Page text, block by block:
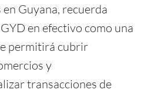
Guyana, recuerda
en efectivo como una
permitirá cubrir
y
transacciones de